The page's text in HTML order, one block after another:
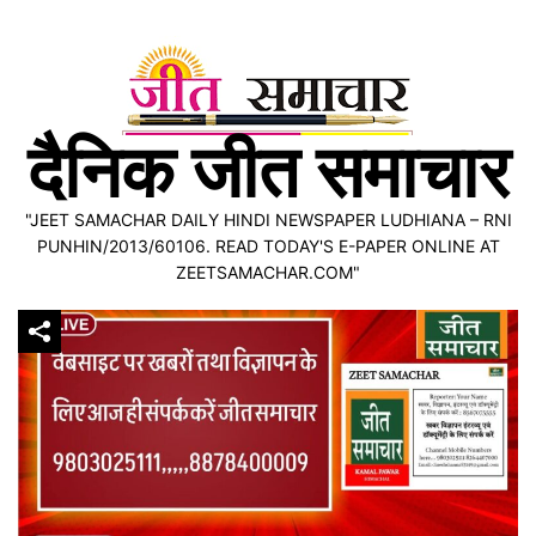
दैनिक जीत समाचार
"JEET SAMACHAR DAILY HINDI NEWSPAPER LUDHIANA – RNI
PUNHIN/2013/60106. READ TODAY'S E-PAPER ONLINE AT
ZEETSAMACHAR.COM"